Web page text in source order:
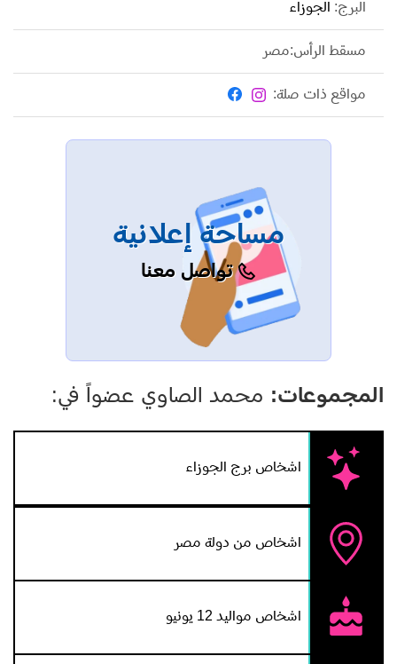
البرج: الجوزاء
مسقط الرأس:مصر
مواقع ذات صلة:
مساحة إعلانية
تواصل معنا
المجموعات: محمد الصاوي عضواً في:
اشخاص برج الجوزاء
اشخاص من دولة مصر
اشخاص مواليد 12 يونيو